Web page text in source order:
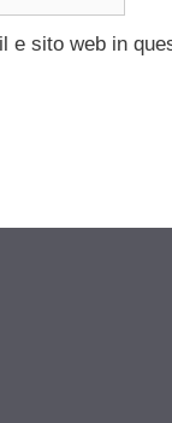
e sito web in